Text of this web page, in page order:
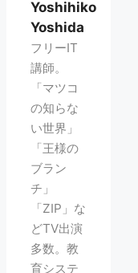
Yoshihiko
Yoshida
フリーIT
講師。
「マツコ
の知らな
い世界」
「王様の
ブラン
チ」
「ZIP」な
どTV出演
多数。教
育システ